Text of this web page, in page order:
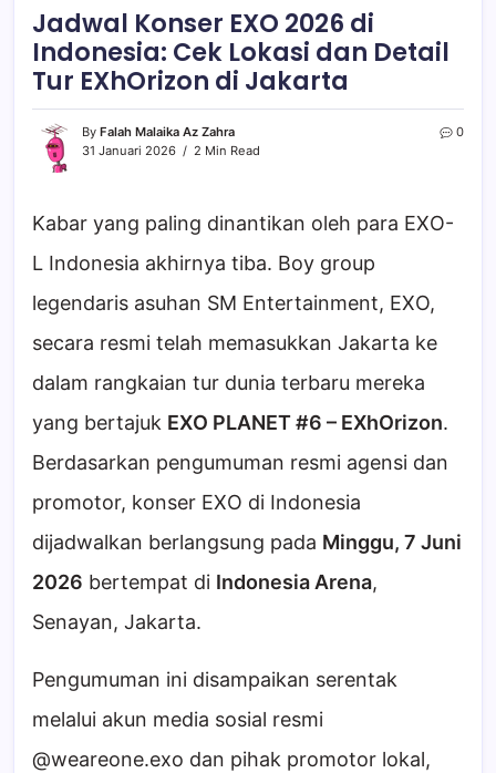
Jadwal Konser EXO 2026 di
Indonesia: Cek Lokasi dan Detail
Tur EXhOrizon di Jakarta
By Falah Malaika Az Zahra
31 Januari 2026
2 Min Read
0
Kabar yang paling dinantikan oleh para EXO-
L Indonesia akhirnya tiba. Boy group
legendaris asuhan SM Entertainment, EXO,
secara resmi telah memasukkan Jakarta ke
dalam rangkaian tur dunia terbaru mereka
yang bertajuk EXO PLANET #6 – EXhOrizon.
Berdasarkan pengumuman resmi agensi dan
promotor, konser EXO di Indonesia
dijadwalkan berlangsung pada Minggu, 7 Juni
2026 bertempat di Indonesia Arena,
Senayan, Jakarta.
Pengumuman ini disampaikan serentak
melalui akun media sosial resmi
@weareone.exo dan pihak promotor lokal,